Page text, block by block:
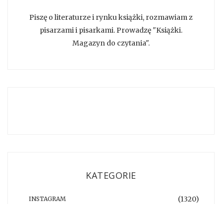
Piszę o literaturze i rynku książki, rozmawiam z
pisarzami i pisarkami. Prowadzę "Książki.
Magazyn do czytania".
KATEGORIE
INSTAGRAM (1320)